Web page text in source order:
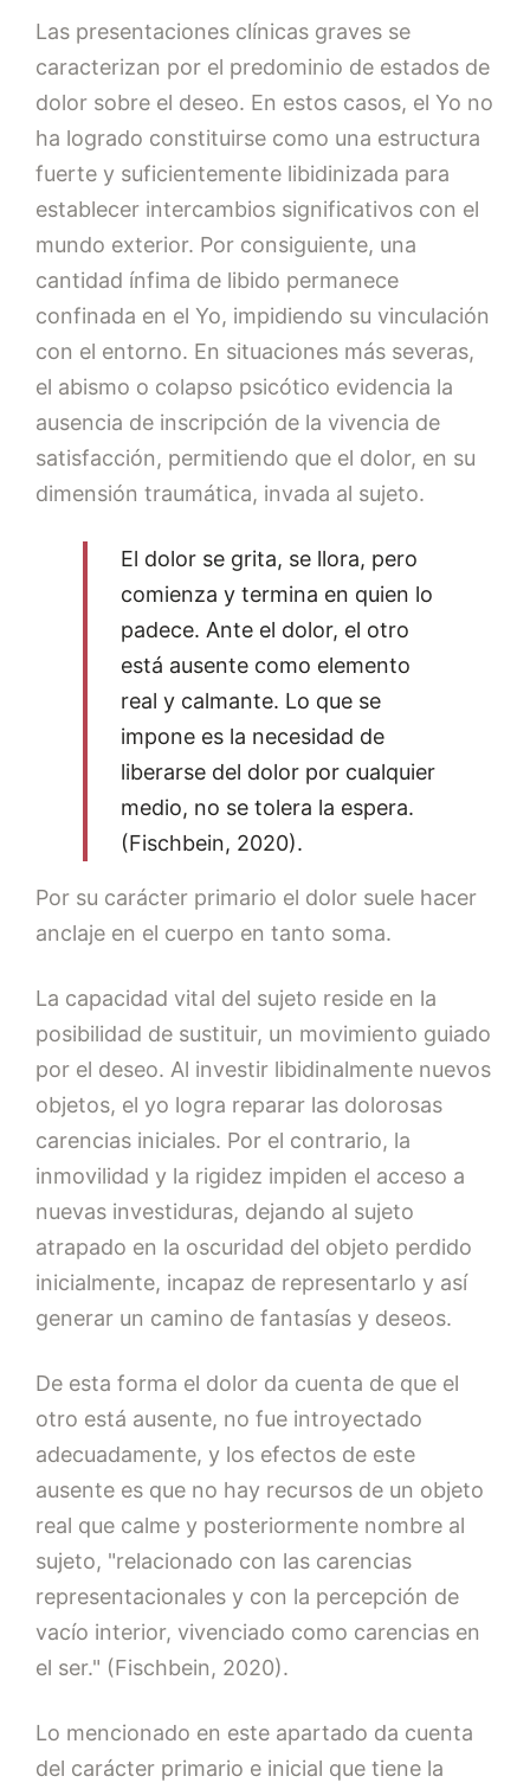
Las presentaciones clínicas graves se
caracterizan por el predominio de estados de
dolor sobre el deseo. En estos casos, el Yo no
ha logrado constituirse como una estructura
fuerte y suficientemente libidinizada para
establecer intercambios significativos con el
mundo exterior. Por consiguiente, una
cantidad ínfima de libido permanece
confinada en el Yo, impidiendo su vinculación
con el entorno. En situaciones más severas,
el abismo o colapso psicótico evidencia la
ausencia de inscripción de la vivencia de
satisfacción, permitiendo que el dolor, en su
dimensión traumática, invada al sujeto.
El dolor se grita, se llora, pero
comienza y termina en quien lo
padece. Ante el dolor, el otro
está ausente como elemento
real y calmante. Lo que se
impone es la necesidad de
liberarse del dolor por cualquier
medio, no se tolera la espera.
(Fischbein, 2020).
Por su carácter primario el dolor suele hacer
anclaje en el cuerpo en tanto soma.
La capacidad vital del sujeto reside en la
posibilidad de sustituir, un movimiento guiado
por el deseo. Al investir libidinalmente nuevos
objetos, el yo logra reparar las dolorosas
carencias iniciales. Por el contrario, la
inmovilidad y la rigidez impiden el acceso a
nuevas investiduras, dejando al sujeto
atrapado en la oscuridad del objeto perdido
inicialmente, incapaz de representarlo y así
generar un camino de fantasías y deseos.
De esta forma el dolor da cuenta de que el
otro está ausente, no fue introyectado
adecuadamente, y los efectos de este
ausente es que no hay recursos de un objeto
real que calme y posteriormente nombre al
sujeto, "relacionado con las carencias
representacionales y con la percepción de
vacío interior, vivenciado como carencias en
el ser." (Fischbein, 2020).
Lo mencionado en este apartado da cuenta
del carácter primario e inicial que tiene la